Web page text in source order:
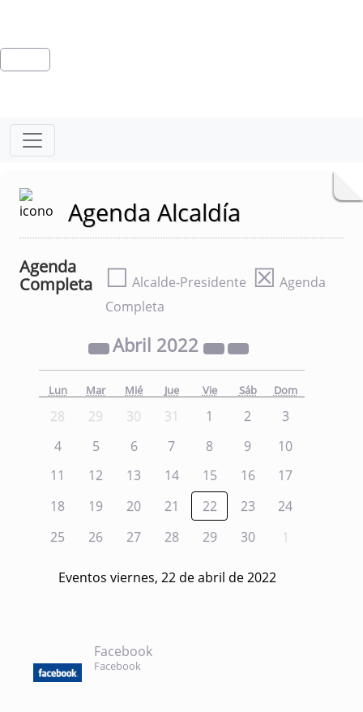
Agenda Alcaldía
Agenda
Completa
☐ Alcalde-Presidente ☒ Agenda
Completa
Abril 2022
Lun Mar Mié Jue Vie Sáb Dom
28 29 30 31 1 2
3
4
5 6 7 8 9
10
11
12 13 14 15 16
17
18
19 20 21 22 23
24
25
26 27 28 29 30 1
Eventos viernes, 22 de abril de 2022
Facebook
Facebook